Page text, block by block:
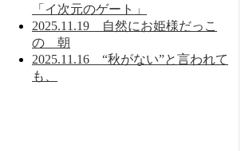
「イ次元のゲート」
2025.11.19 自然にお姫様だっこ
の 朝
2025.11.16 “秋がない”と言われて
も、